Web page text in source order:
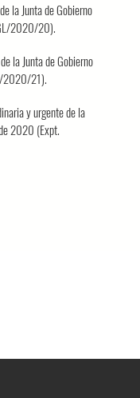
la Junta de Gobierno
2020/20).
la Junta de Gobierno
2020/21).
y urgente de la
2020 (Expt.